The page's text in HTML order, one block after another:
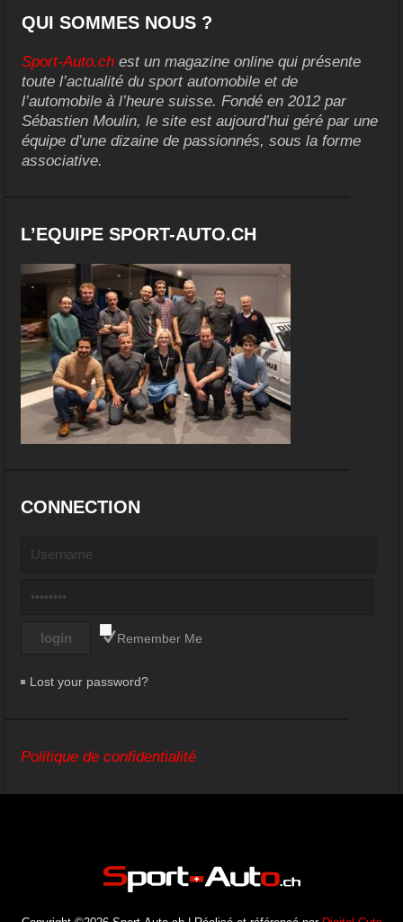
QUI SOMMES NOUS ?
Sport-Auto.ch est un magazine online qui présente
toute l’actualité du sport automobile et de
l’automobile à l’heure suisse. Fondé en 2012 par
Sébastien Moulin, le site est aujourd’hui géré par une
équipe d’une dizaine de passionnés, sous la forme
associative.
L’EQUIPE SPORT-AUTO.CH
CONNECTION
Remember Me
Lost your password?
Politique de confidentialité